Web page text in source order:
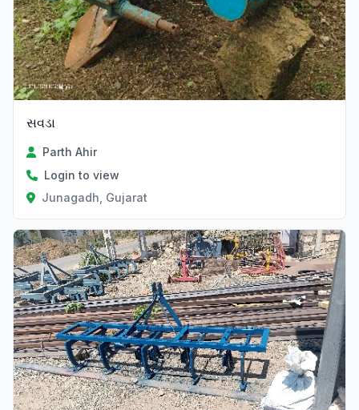
સવડા
Parth Ahir
Login to view
Junagadh, Gujarat
Verified